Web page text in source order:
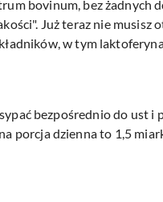
bovinum, bez żadnych
Już teraz nie musisz
w tym
bezpośrednio do ust i
porcja dzienna to 1,5